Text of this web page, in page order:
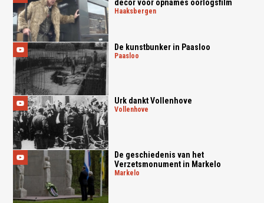
decor voor opnames oorlogsfilm
haaksbergen
De kunstbunker in Paasloo
paasloo
Urk dankt Vollenhove
vollenhove
De geschiedenis van het
Verzetsmonument in Markelo
markelo